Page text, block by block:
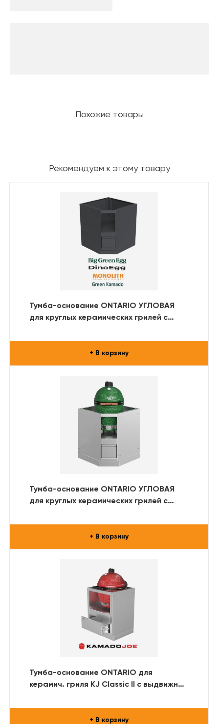
Похожие товары
Рекомендуем к этому товару
Тумба-основание ONTARIO УГЛОВАЯ
для круглых керамических грилей с
+ В корзину
Тумба-основание ONTARIO УГЛОВАЯ
для круглых керамических грилей с
+ В корзину
Тумба-основание ONTARIO для
керамич. гриля KJ Classic II с выдвижным
+ В корзину